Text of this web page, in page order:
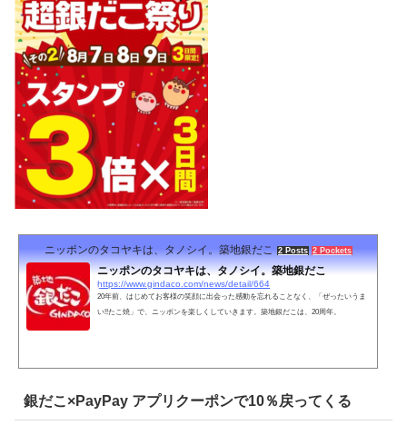
ニッポンのタコヤキは、タノシイ。築地銀だこ 2 Posts 2 Pockets
ニッポンのタコヤキは、タノシイ。築地銀だこ
https://www.gindaco.com/news/detail/664
20年前、はじめてお客様の笑顔に出会った感動を忘れることなく、「ぜったいうま
い!!たこ焼」で、ニッポンを楽しくしていきます。築地銀だこは、20周年。
銀だこ×PayPay アプリクーポンで10％戻ってくる